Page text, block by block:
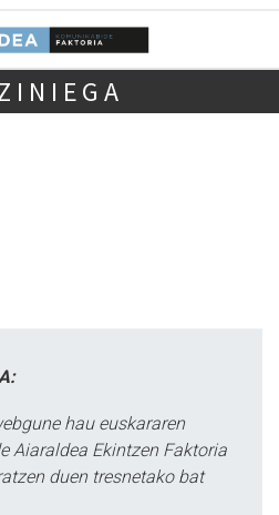
hau euskararen
Aiaraldea Ekintzen Faktoria
duen tresnetako bat